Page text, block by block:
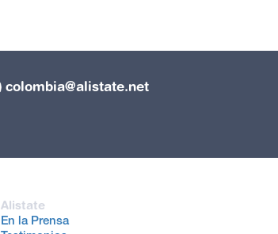
colombia@alistate.net
Alistate
En la Prensa